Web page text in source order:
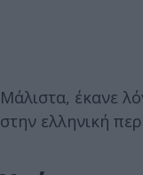
Μάλιστα, έκανε
στην ελληνική